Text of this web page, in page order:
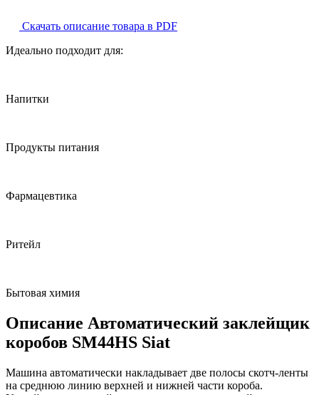
Скачать описание товара в PDF
Идеально подходит для:
Напитки
Продукты питания
Фармацевтика
Ритейл
Бытовая химия
Описание Автоматический заклейщик
коробов SM44HS Siat
Машина автоматически накладывает две полосы скотч-ленты
на среднюю линию верхней и нижней части короба.